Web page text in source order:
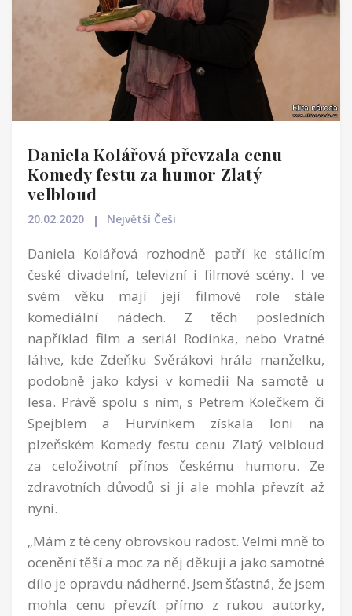
Daniela Kolářová převzala cenu
Komedy festu za humor Zlatý
velbloud
20.02.2020 Největší Češi
Daniela Kolářová rozhodně patří ke stálicím
české divadelní, televizní i filmové scény. I ve
svém věku mají její filmové role stále
komediální nádech. Z těch posledních
například film a seriál Rodinka, nebo Vratné
láhve, kde Zdeňku Svěrákovi hrála manželku,
podobně jako kdysi v komedii Na samotě u
lesa. Právě spolu s ním, s Petrem Kolečkem či
Spejblem a Hurvínkem získala loni na
plzeňském Komedy festu cenu Zlatý velbloud
za celoživotní přínos českému humoru. Ze
zdravotních důvodů si ji ale mohla převzít až
nyní.
„Mám z té ceny obrovskou radost. Velmi mně to
ocenění těší a moc za něj děkuji a jako samotné
dílo je opravdu nádherné. Jsem šťastná, že jsem
mohla cenu převzít přímo z rukou autorky,